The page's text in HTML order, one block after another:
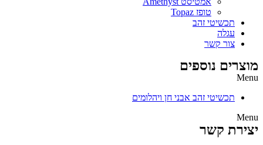
טופז Topaz
תכשיטי זהב
עגלה
צור קשר
מוצרים נוספים
Menu
תכשיטי זהב אבני חן ויהלומים
Menu
יצירת קשר